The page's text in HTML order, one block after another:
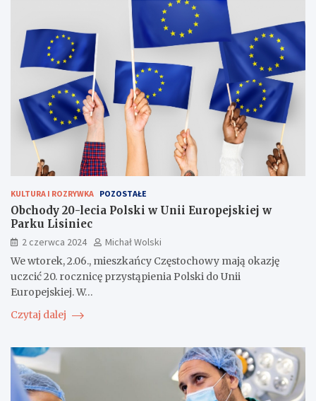
KULTURA I ROZRYWKA POZOSTAŁE
Obchody 20-lecia Polski w Unii Europejskiej w
Parku Lisiniec
2 czerwca 2024
Michał Wolski
We wtorek, 2.06., mieszkańcy Częstochowy mają okazję
uczcić 20. rocznicę przystąpienia Polski do Unii
Europejskiej. W…
Czytaj dalej